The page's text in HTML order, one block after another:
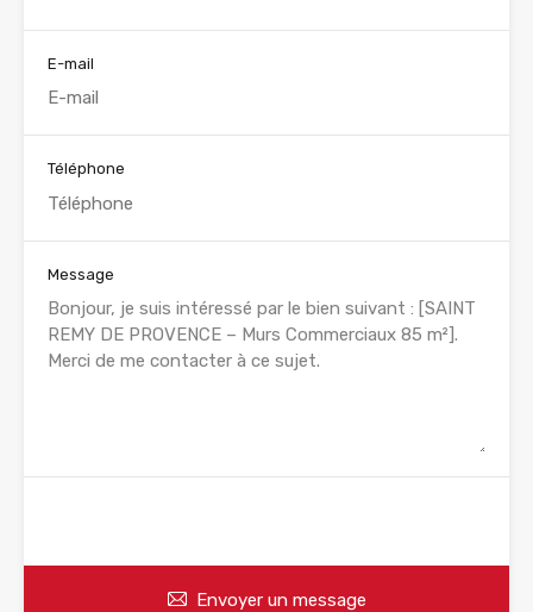
E-mail
Téléphone
Message
Envoyer un message